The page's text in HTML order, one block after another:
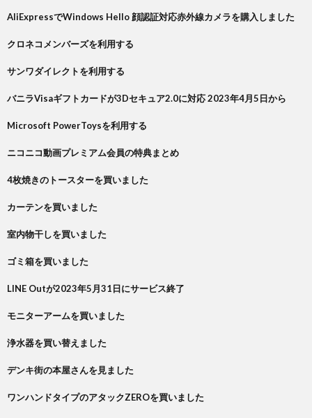
AliExpressでWindows Hello 顔認証対応赤外線カメラを購入しました
クロネコメンバーズを利用する
サンワダイレクトを利用する
バニラVisaギフトカードが3Dセキュア2.0に対応 2023年4月5日から
Microsoft PowerToysを利用する
ニコニコ動画プレミアム会員の特典まとめ
4枚焼きのトースターを買いました
カーテンを買いました
室内物干しを買いました
ゴミ箱を買いました
LINE Outが2023年5月31日にサービス終了
モニターアームを買いました
浄水器を買い替えました
デンキ街の本屋さんを見ました
ワンハンドタイプのアタックZEROを買いました